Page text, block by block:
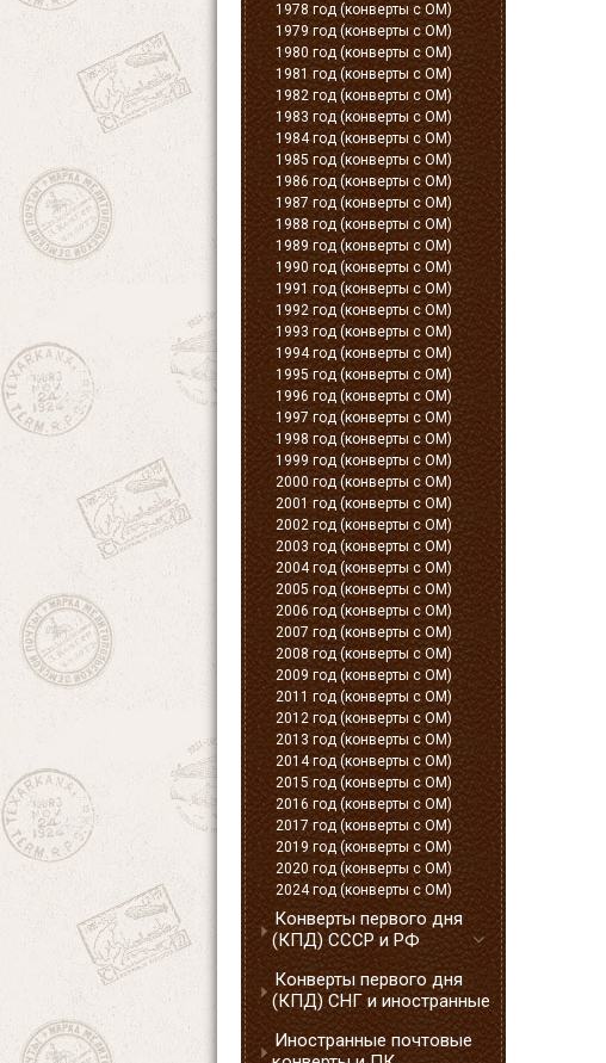
1978 год (конверты с ОМ)
1979 год (конверты с ОМ)
1980 год (конверты с ОМ)
1981 год (конверты с ОМ)
1982 год (конверты с ОМ)
1983 год (конверты с ОМ)
1984 год (конверты с ОМ)
1985 год (конверты с ОМ)
1986 год (конверты с ОМ)
1987 год (конверты с ОМ)
1988 год (конверты с ОМ)
1989 год (конверты с ОМ)
1990 год (конверты с ОМ)
1991 год (конверты с ОМ)
1992 год (конверты с ОМ)
1993 год (конверты с ОМ)
1994 год (конверты с ОМ)
1995 год (конверты с ОМ)
1996 год (конверты с ОМ)
1997 год (конверты с ОМ)
1998 год (конверты с ОМ)
1999 год (конверты с ОМ)
2000 год (конверты с ОМ)
2001 год (конверты с ОМ)
2002 год (конверты с ОМ)
2003 год (конверты с ОМ)
2004 год (конверты с ОМ)
2005 год (конверты с ОМ)
2006 год (конверты с ОМ)
2007 год (конверты с ОМ)
2008 год (конверты с ОМ)
2009 год (конверты с ОМ)
2011 год (конверты с ОМ)
2012 год (конверты с ОМ)
2013 год (конверты с ОМ)
2014 год (конверты с ОМ)
2015 год (конверты с ОМ)
2016 год (конверты с ОМ)
2017 год (конверты с ОМ)
2019 год (конверты с ОМ)
2020 год (конверты с ОМ)
2024 год (конверты с ОМ)
Конверты первого дня
(КПД) СССР и РФ
Конверты первого дня
(КПД) СНГ и иностранные
Иностранные почтовые